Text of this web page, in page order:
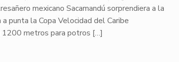
mexicano Sacamandú sorprendiera a la
punta la Copa Velocidad del Caribe
metros para potros […]